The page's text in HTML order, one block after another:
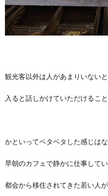
観光客以外は人があまりいない
入ると話しかけていただけること
かといってベタベタした感じはな
早朝のカフェで静かに仕事してい
都会から移住されてきた若い人